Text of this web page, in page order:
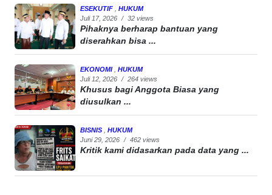
ESEKUTIF
HUKUM
Juli 17, 2026 / 32 views
Pihaknya berharap bantuan yang
diserahkan bisa ...
EKONOMI
HUKUM
Juli 12, 2026 / 264 views
Khusus bagi Anggota Biasa yang
diusulkan ...
BISNIS
HUKUM
Juni 29, 2026 / 462 views
Kritik kami didasarkan pada data yang ...